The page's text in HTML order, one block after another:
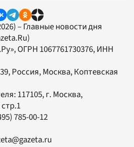
– Главные новости дня
, ОГРН 1067761730376, ИНН
Россия, Москва, Коптевская
117105, г. Москва,
785-00-12